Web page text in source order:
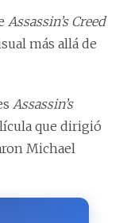
Assassin’s Creed
más allá de
Assassin’s
que dirigió
Michael